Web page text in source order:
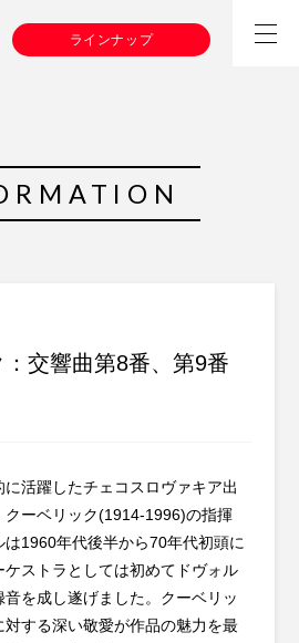
ラインナップ
：交響曲第8番、第9番
に活躍したチェコスロヴァキア出
クーベリック(1914-1996)の指揮
は1960年代後半から70年代初頭に
ストラとしては初めてドヴォル
を成し遂げました。クーベリッ
する深い敬愛が作品の魅力を最